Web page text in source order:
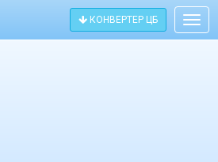
КОНВЕРТЕР ЦБ